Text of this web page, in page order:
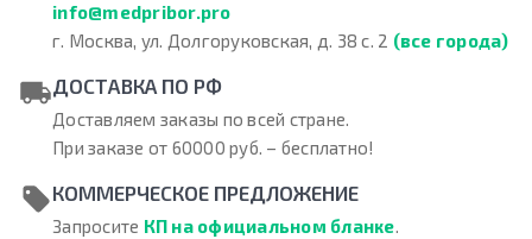
info@medpribor.pro
г. Москва, ул. Долгоруковская, д. 38 с. 2 (все города)
ДОСТАВКА ПО РФ
Доставляем заказы по всей стране.
При заказе от 60000 руб. – бесплатно!
КОММЕРЧЕСКОЕ ПРЕДЛОЖЕНИЕ
Запросите КП на официальном бланке.